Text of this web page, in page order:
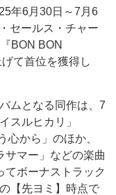
年6月30日～7月6
セールス・チャー
BON BON
て首位を獲得し
ムとなる同作は、7
スルヒカリ」
心から」のほか、
サマー」などの楽曲
てボーナストラック
【先ヨミ】時点で